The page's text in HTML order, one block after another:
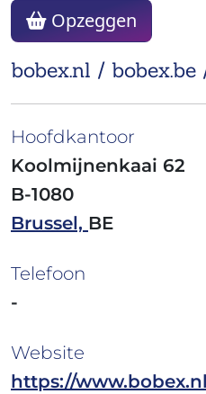
bobex.nl /
Opzeggen
Hoofdkantoor
Koolmijnenkaai 62
B-1080
Brussel, BE
Telefoon
-
Website
https://www.bobex.nl